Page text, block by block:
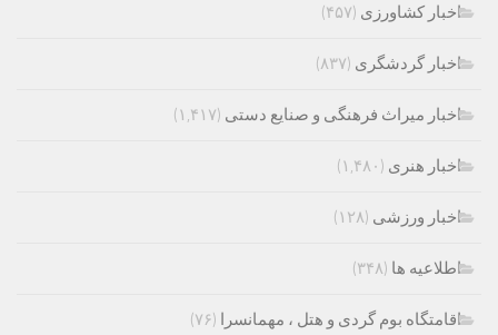
اخبار کشاورزی (۴۵۷)
اخبار گردشگری (۸۳۷)
اخبار میراث فرهنگی و صنایع دستی (۱,۴۱۷)
اخبار هنری (۱,۴۸۰)
اخبار ورزشی (۱۲۸)
اطلاعیه ها (۳۴۸)
اقامتگاه بوم گردی و هتل ، مهمانسرا (۷۶)